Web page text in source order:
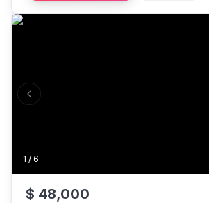
Robles, Hotel Colón 1 cuadra al sur, 1
Managua.
1 / 6
Previous slide
$ 48,000